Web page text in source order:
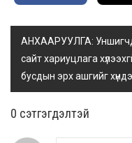
АНХААРУУЛГА:
сайт хариуцлага
бусдын эрх ашгийг
0 cэтгэгдэлтэй